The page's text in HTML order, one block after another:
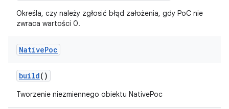
Określa, czy należy zgłosić błąd założenia, gdy PoC nie
zwraca wartości 0.
NativePoc
build()
Tworzenie niezmiennego obiektu NativePoc